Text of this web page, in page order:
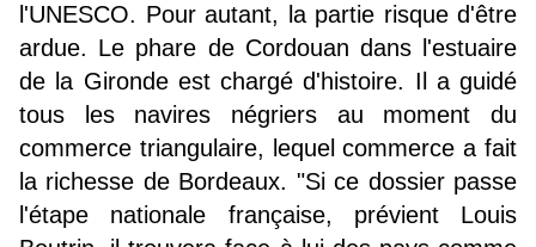
l'UNESCO. Pour autant, la partie risque d'être
ardue. Le phare de Cordouan dans l'estuaire
de la Gironde est chargé d'histoire. Il a guidé
tous les navires négriers au moment du
commerce triangulaire, lequel commerce a fait
la richesse de Bordeaux. "Si ce dossier passe
l'étape nationale française, prévient Louis